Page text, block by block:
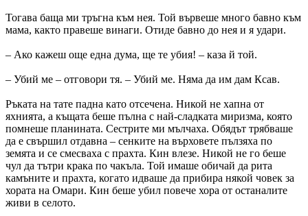
Тогава баща ми тръгна към нея. Той вървеше много бавно към
мама, както правеше винаги. Отиде бавно до нея и я удари.
– Ако кажеш още една дума, ще те убия! – каза й той.
– Убий ме – отговори тя. – Убий ме. Няма да им дам Ксав.
Ръката на тате падна като отсечена. Никой не хапна от
яхнията, а къщата беше пълна с най-сладката миризма, която
помнеше планината. Сестрите ми мълчаха. Обядът трябваше
да е свършил отдавна – сенките на върховете пълзяха по
земята и се смесваха с прахта. Кин влезе. Никой не го беше
чул да тътри крака по чакъла. Той имаше обичай да рита
камъните и прахта, когато идваше да прибира някой човек за
хората на Омари. Кин беше убил повече хора от останалите
живи в селото.